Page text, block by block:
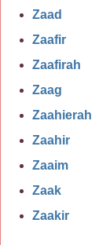
Zaad
Zaafir
Zaafirah
Zaag
Zaahierah
Zaahir
Zaaim
Zaak
Zaakir